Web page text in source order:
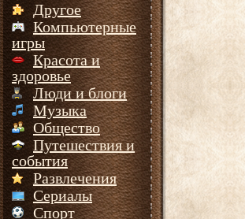
Другое
Компьютерные
игры
Красота и
здоровье
Люди и блоги
Музыка
Общество
Путешествия и
события
Развлечения
Сериалы
Спорт